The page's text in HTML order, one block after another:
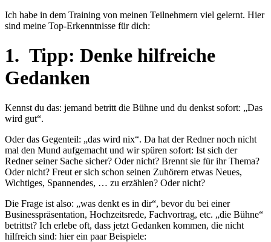
Ich habe in dem Training von meinen Teilnehmern viel gelernt. Hier
sind meine Top-Erkenntnisse für dich:
1. Tipp: Denke hilfreiche
Gedanken
Kennst du das: jemand betritt die Bühne und du denkst sofort: „Das
wird gut“.
Oder das Gegenteil: „das wird nix“. Da hat der Redner noch nicht
mal den Mund aufgemacht und wir spüren sofort: Ist sich der
Redner seiner Sache sicher? Oder nicht? Brennt sie für ihr Thema?
Oder nicht? Freut er sich schon seinen Zuhörern etwas Neues,
Wichtiges, Spannendes, … zu erzählen? Oder nicht?
Die Frage ist also: „was denkt es in dir“, bevor du bei einer
Businesspräsentation, Hochzeitsrede, Fachvortrag, etc. „die Bühne“
betrittst? Ich erlebe oft, dass jetzt Gedanken kommen, die nicht
hilfreich sind: hier ein paar Beispiele: